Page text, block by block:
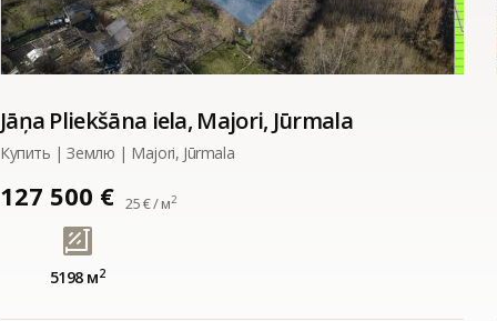
Jāņa Pliekšāna iela, Majori, Jūrmala
Купить | Землю | Majori, Jūrmala
127 500 € 25 € / м2
5198 м2